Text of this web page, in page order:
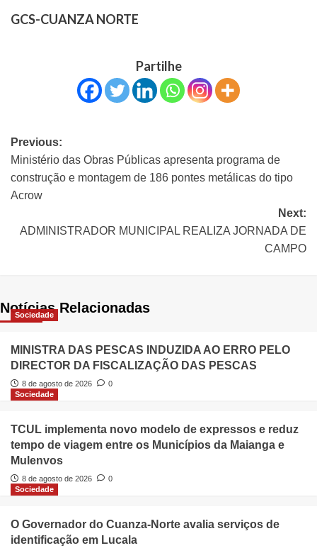
GCS-CUANZA NORTE
Partilhe
Previous:
Ministério das Obras Públicas apresenta programa de
construção e montagem de 186 pontes metálicas do tipo
Acrow
Next:
ADMINISTRADOR MUNICIPAL REALIZA JORNADA DE
CAMPO
Notícias Relacionadas
Sociedade
MINISTRA DAS PESCAS INDUZIDA AO ERRO PELO
DIRECTOR DA FISCALIZAÇÃO DAS PESCAS
8 de agosto de 2026
0
Sociedade
TCUL implementa novo modelo de expressos e reduz
tempo de viagem entre os Municípios da Maianga e
Mulenvos
8 de agosto de 2026
0
Sociedade
O Governador do Cuanza-Norte avalia serviços de
identificação em Lucala